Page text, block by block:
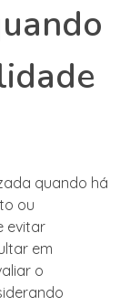
quando há
ou
evitar
em
o